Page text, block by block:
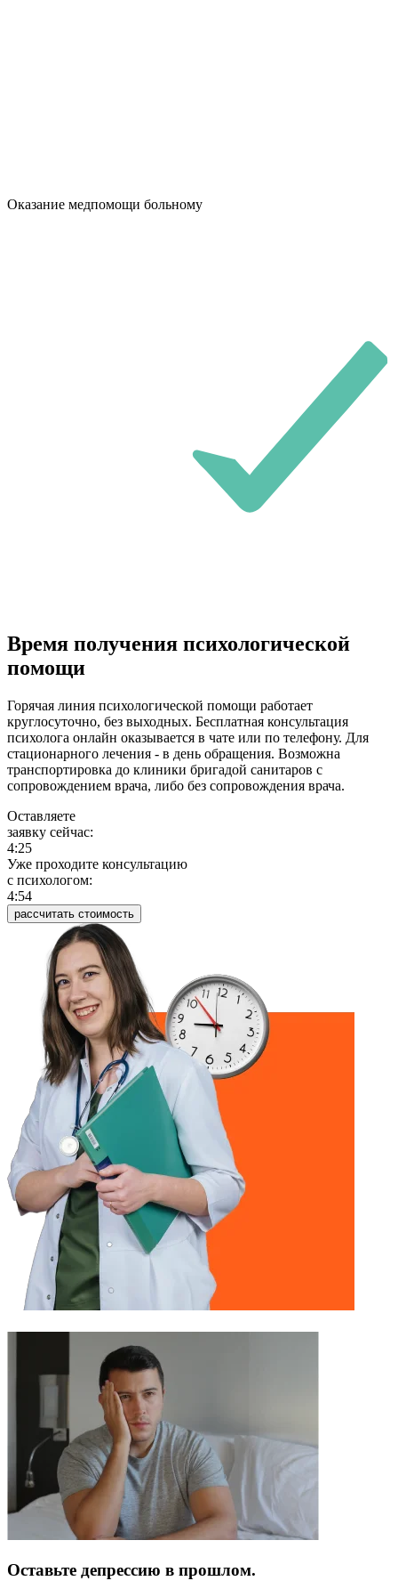
Оказание медпомощи больному
Время получения психологической
помощи
Горячая линия психологической помощи работает
круглосуточно, без выходных. Бесплатная консультация
психолога онлайн оказывается в чате или по телефону. Для
стационарного лечения - в день обращения. Возможна
транспортировка до клиники бригадой санитаров с
сопровождением врача, либо без сопровождения врача.
Оставляете
заявку сейчас:
4:25
Уже проходите консультацию
c психологом:
4:54
рассчитать стоимость
Оставьте депрессию в прошлом.